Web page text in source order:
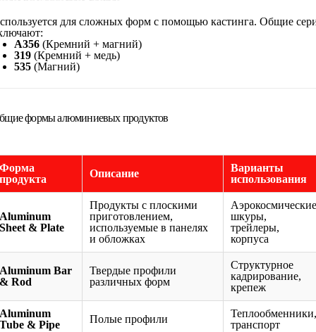
для сложных форм с помощью кастинга. Общие
A356 (Кремний + магний)
319 (Кремний + медь)
535 (Магний)
формы алюминиевых продуктов
Форма
продукта
Описание
Варианты
использования
Aluminum
Sheet & Plate
Продукты с плоскими
приготовлением,
используемые в панелях
и обложках
Аэрокосмические
шкуры,
трейлеры,
корпуса
Aluminum Bar
& Rod
Твердые профили
различных форм
Структурное
кадрирование,
крепеж
Aluminum
Tube & Pipe
Полые профили
Теплообменники,
транспорт